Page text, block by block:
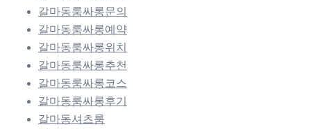
갈마동룸싸롱문의
갈마동룸싸롱예약
갈마동룸싸롱위치
갈마동룸싸롱추천
갈마동룸싸롱코스
갈마동룸싸롱후기
갈마동셔츠룸